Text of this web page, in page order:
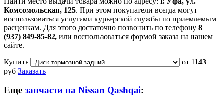
Комсомольская, 125. При этом покупатели всегда могут
воспользоваться услугами курьерской службы по приемлемым
расценкам. Для этого достаточно позвонить по телефону 8
(937) 849-85-82, или воспользоваться формой заказа на нашем
сайте.
Купить
от 1143
руб Заказать
Еще запчасти на Nissan Qashqai: